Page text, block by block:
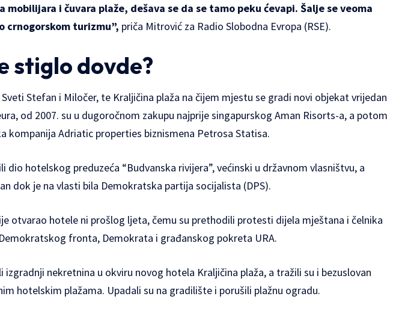
mobilijara i čuvara plaže, dešava se da se tamo peku ćevapi. Šalje se veoma
crnogorskom turizmu”, priča Mitrović za Radio Slobodna Evropa (RSE).
stiglo dovde?
Stefan i Miločer, te Kraljičina plaža na čijem mjestu se gradi novi objekat vrijedan
od 2007. su u dugoročnom zakupu najprije singapurskog Aman Risorts-a, a potom
kompanija Adriatic properties biznismena Petrosa Statisa.
dio hotelskog preduzeća “Budvanska rivijera”, većinski u državnom vlasništvu, a
dok je na vlasti bila Demokratska partija socijalista (DPS).
otvarao hotele ni prošlog ljeta, čemu su prethodili protesti dijela mještana i čelnika
fronta, Demokrata i građanskog pokreta URA.
izgradnji nekretnina u okviru novog hotela Kraljičina plaža, a tražili su i bezuslovan
hotelskim plažama. Upadali su na gradilište i porušili plažnu ogradu.